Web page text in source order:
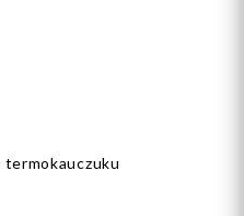
termokauczuku